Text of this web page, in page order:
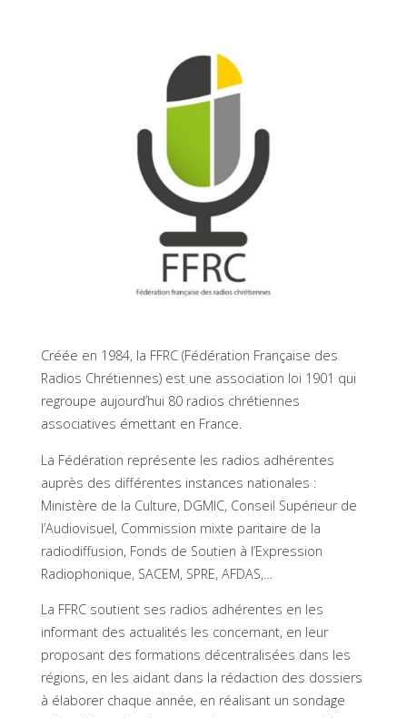
Créée en 1984, la FFRC (Fédération Française des
Radios Chrétiennes) est une association loi 1901 qui
regroupe aujourd’hui 80 radios chrétiennes
associatives émettant en France.
La Fédération représente les radios adhérentes
auprès des différentes instances nationales :
Ministère de la Culture, DGMIC, Conseil Supérieur de
l’Audiovisuel, Commission mixte paritaire de la
radiodiffusion, Fonds de Soutien à l’Expression
Radiophonique, SACEM, SPRE, AFDAS,…
La FFRC soutient ses radios adhérentes en les
informant des actualités les concernant, en leur
proposant des formations décentralisées dans les
régions, en les aidant dans la rédaction des dossiers
à élaborer chaque année, en réalisant un sondage